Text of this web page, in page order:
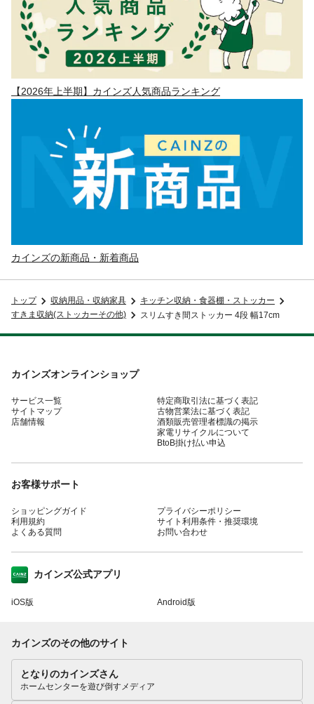
【2026年上半期】カインズ人気商品ランキング
カインズの新商品・新着商品
トップ 収納用品・収納家具
キッチン収納・食器棚・ストッカー
すきま収納(ストッカーその他)
スリムすき間ストッカー 4段 幅17cm
カインズオンラインショップ
サービス一覧
サイトマップ
店舗情報
特定商取引法に基づく表記
古物営業法に基づく表記
酒類販売管理者標識の掲示
家電リサイクルについて
BtoB掛け払い申込
お客様サポート
ショッピングガイド
利用規約
よくある質問
プライバシーポリシー
サイト利用条件・推奨環境
お問い合わせ
カインズ公式アプリ
iOS版 Android版
カインズのその他のサイト
となりのカインズさん
ホームセンターを遊び倒すメディア